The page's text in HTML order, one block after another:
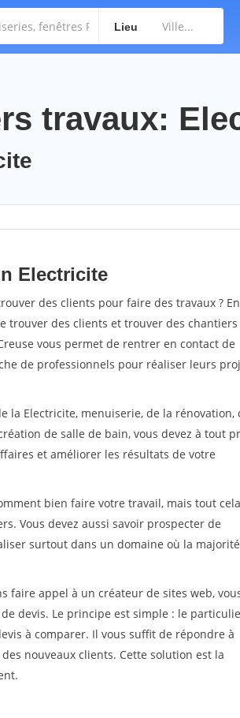
Lieu
travaux:
Electricite
des clients pour faire des travaux ?
des clients et trouver des chantiers
vous permet de rentrer en contact de
de professionnels pour réaliser leurs
la Electricite, menuiserie, de la rénovation,
de salle de bain, vous devez à tout
et améliorer les résultats de votre
bien faire votre travail, mais tout cela
Vous devez aussi savoir prospecter de
surtout dans un domaine où la
faire appel à un créateur de sites web,
devis. Le principe est simple : le
à comparer. Il vous suffit de répondre à
nouveaux clients. Cette solution est la